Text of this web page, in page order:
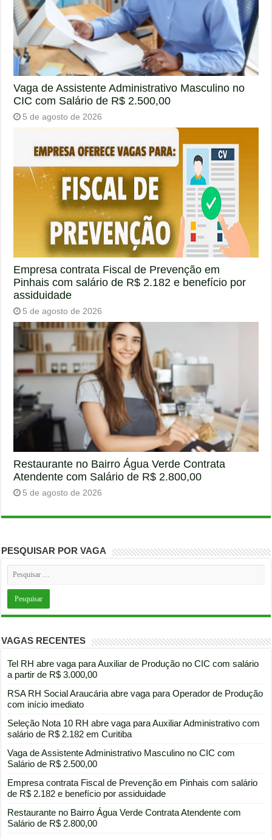
Vaga de Assistente Administrativo Masculino no
CIC com Salário de R$ 2.500,00
5 de agosto de 2026
Empresa contrata Fiscal de Prevenção em
Pinhais com salário de R$ 2.182 e benefício por
assiduidade
5 de agosto de 2026
Restaurante no Bairro Água Verde Contrata
Atendente com Salário de R$ 2.800,00
5 de agosto de 2026
PESQUISAR POR VAGA
VAGAS RECENTES
Tel RH abre vaga para Auxiliar de Produção no CIC com salário
a partir de R$ 3.000,00
RSA RH Social Araucária abre vaga para Operador de Produção
com início imediato
Seleção Nota 10 RH abre vaga para Auxiliar Administrativo com
salário de R$ 2.182 em Curitiba
Vaga de Assistente Administrativo Masculino no CIC com
Salário de R$ 2.500,00
Empresa contrata Fiscal de Prevenção em Pinhais com salário
de R$ 2.182 e benefício por assiduidade
Restaurante no Bairro Água Verde Contrata Atendente com
Salário de R$ 2.800,00